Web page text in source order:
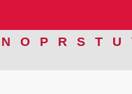
N O P R S T U